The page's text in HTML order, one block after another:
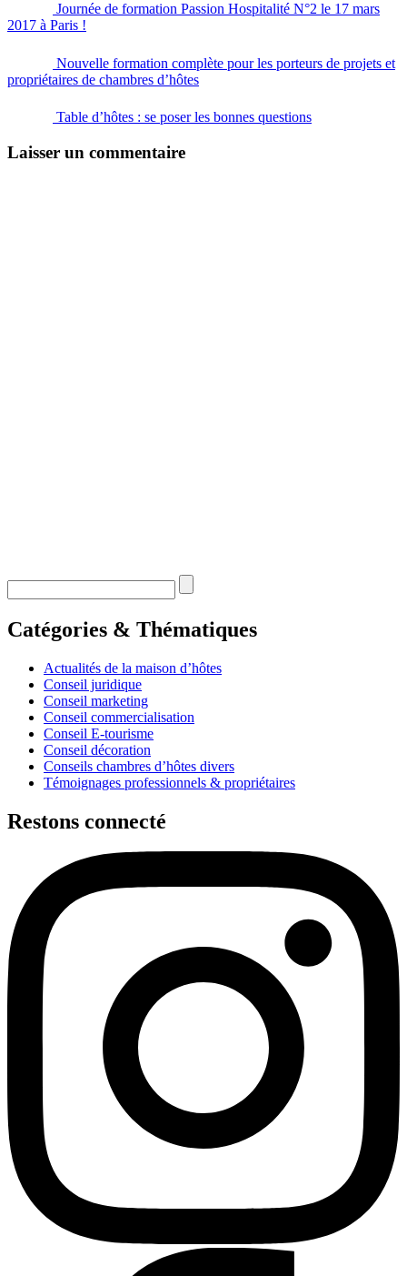
Journée de formation Passion Hospitalité N°2 le 17 mars
2017 à Paris !
Nouvelle formation complète pour les porteurs de projets et
propriétaires de chambres d’hôtes
Table d’hôtes : se poser les bonnes questions
Laisser un commentaire
Catégories & Thématiques
Actualités de la maison d’hôtes
Conseil juridique
Conseil marketing
Conseil commercialisation
Conseil E-tourisme
Conseil décoration
Conseils chambres d’hôtes divers
Témoignages professionnels & propriétaires
Restons connecté